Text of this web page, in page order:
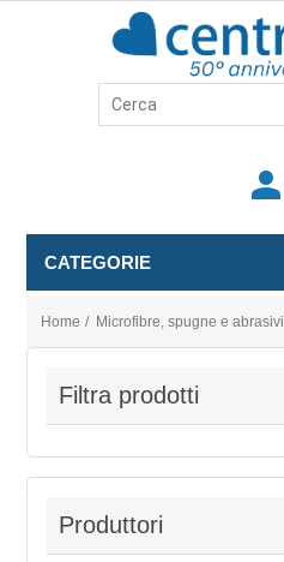
person
CATEGORIE
Home / Microfibre, spugne e abrasivi
Filtra prodotti
Produttori